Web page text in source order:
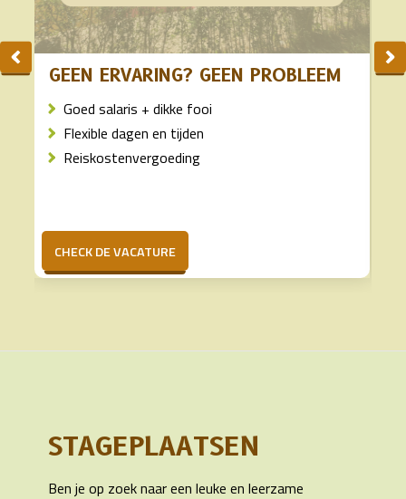
GEEN ERVARING? GEEN PROBLEEM
Goed salaris + dikke fooi
Flexible dagen en tijden
Reiskostenvergoeding
CHECK DE VACATURE
STAGEPLAATSEN
Ben je op zoek naar een leuke en leerzame